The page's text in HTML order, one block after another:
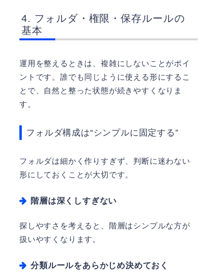
フォルダ・権限・保存ルールの
基本
運用を整えるときは、複雑にしないことがポイ
ントです。誰でも同じように使える形にするこ
とで、自然と整った状態が続きやすくなりま
す。
フォルダ構成は“シンプルに固定する”
フォルダは細かく作りすぎず、判断に迷わない
形にしておくことが大切です。
階層は深くしすぎない
探しやすさを考えると、階層はシンプルな方が
扱いやすくなります。
分類ルールをあらかじめ決めておく